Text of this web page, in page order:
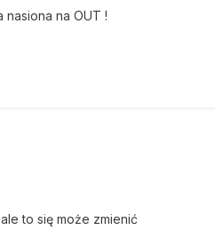
na OUT !
to się może zmienić